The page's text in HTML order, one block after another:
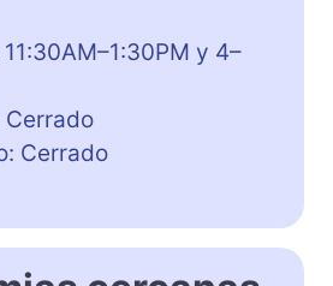
y 4–
Cerrado
Cerrado